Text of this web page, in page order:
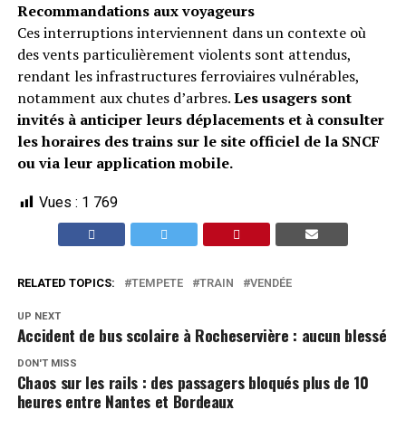
Recommandations aux voyageurs
Ces interruptions interviennent dans un contexte où
des vents particulièrement violents sont attendus,
rendant les infrastructures ferroviaires vulnérables,
notamment aux chutes d’arbres.Les usagers sont
invités à anticiper leurs déplacements et à consulter
les horaires des trains sur le site officiel de la SNCF
ou via leur application mobile.
Vues : 1 769
RELATED TOPICS: TEMPETE TRAIN VENDÉE
UP NEXT
Accident de bus scolaire à Rocheservière : aucun blessé
DON'T MISS
Chaos sur les rails : des passagers bloqués plus de 10
heures entre Nantes et Bordeaux